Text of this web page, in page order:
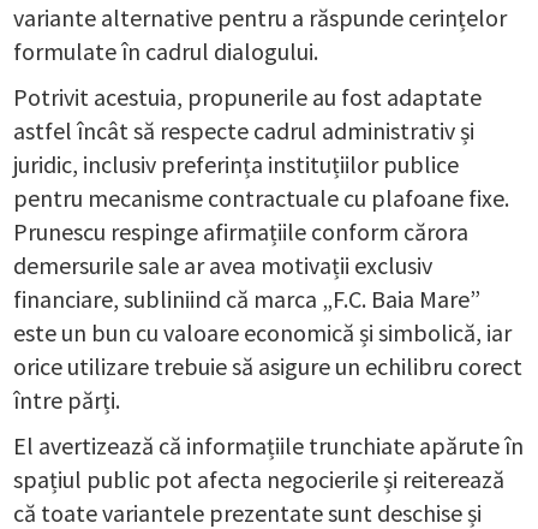
variante alternative pentru a răspunde cerințelor
formulate în cadrul dialogului.
Potrivit acestuia, propunerile au fost adaptate
astfel încât să respecte cadrul administrativ și
juridic, inclusiv preferința instituțiilor publice
pentru mecanisme contractuale cu plafoane fixe.
Prunescu respinge afirmațiile conform cărora
demersurile sale ar avea motivații exclusiv
financiare, subliniind că marca „F.C. Baia Mare”
este un bun cu valoare economică și simbolică, iar
orice utilizare trebuie să asigure un echilibru corect
între părți.
El avertizează că informațiile trunchiate apărute în
spațiul public pot afecta negocierile și reiterează
că toate variantele prezentate sunt deschise și